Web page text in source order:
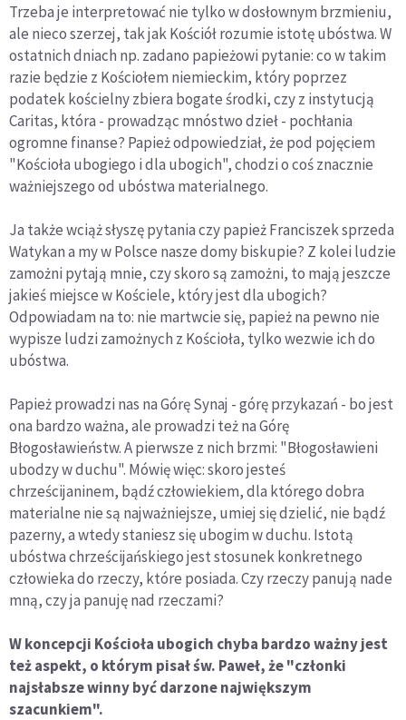
Trzeba je interpretować nie tylko w dosłownym brzmieniu,
ale nieco szerzej, tak jak Kościół rozumie istotę ubóstwa. W
ostatnich dniach np. zadano papieżowi pytanie: co w takim
razie będzie z Kościołem niemieckim, który poprzez
podatek kościelny zbiera bogate środki, czy z instytucją
Caritas, która - prowadząc mnóstwo dzieł - pochłania
ogromne finanse? Papież odpowiedział, że pod pojęciem
"Kościoła ubogiego i dla ubogich", chodzi o coś znacznie
ważniejszego od ubóstwa materialnego.
Ja także wciąż słyszę pytania czy papież Franciszek sprzeda
Watykan a my w Polsce nasze domy biskupie? Z kolei ludzie
zamożni pytają mnie, czy skoro są zamożni, to mają jeszcze
jakieś miejsce w Kościele, który jest dla ubogich?
Odpowiadam na to: nie martwcie się, papież na pewno nie
wypisze ludzi zamożnych z Kościoła, tylko wezwie ich do
ubóstwa.
Papież prowadzi nas na Górę Synaj - górę przykazań - bo jest
ona bardzo ważna, ale prowadzi też na Górę
Błogosławieństw. A pierwsze z nich brzmi: "Błogosławieni
ubodzy w duchu". Mówię więc: skoro jesteś
chrześcijaninem, bądź człowiekiem, dla którego dobra
materialne nie są najważniejsze, umiej się dzielić, nie bądź
pazerny, a wtedy staniesz się ubogim w duchu. Istotą
ubóstwa chrześcijańskiego jest stosunek konkretnego
człowieka do rzeczy, które posiada. Czy rzeczy panują nade
mną, czy ja panuję nad rzeczami?
W koncepcji Kościoła ubogich chyba bardzo ważny jest
też aspekt, o którym pisał św. Paweł, że "członki
najsłabsze winny być darzone największym
szacunkiem".